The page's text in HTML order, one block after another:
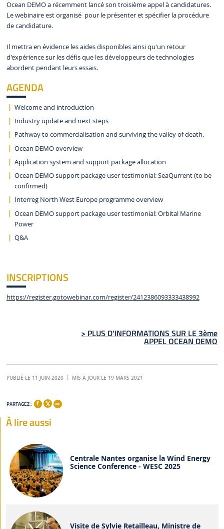
Ocean DEMO a récemment lancé son troisième appel à candidatures.
Le webinaire est organisé pour le présenter et spécifier la procédure
de candidature.
Il mettra en évidence les aides disponibles ainsi qu'un retour
d'expérience sur les défis que les développeurs de technologies
abordent pendant leurs essais.
AGENDA
Welcome and introduction
Industry update and next steps
Pathway to commercialisation and surviving the valley of death.
Ocean DEMO overview
Application system and support package allocation
Ocean DEMO support package user testimonial: SeaQurrent (to be
confirmed)
Interreg North West Europe programme overview
Ocean DEMO support package user testimonial: Orbital Marine
Power
Q&A
INSCRIPTIONS
https://register.gotowebinar.com/register/2412386093333438992
> PLUS D'INFORMATIONS SUR LE 3ème
APPEL OCEAN DEMO
PUBLIÉ LE 11 JUIN 2020 MIS À JOUR LE 19 MARS 2021
PARTAGEZ :
À lire aussi
Centrale Nantes organise la Wind Energy
Science Conference - WESC 2025
Visite de Sylvie Retailleau, Ministre de